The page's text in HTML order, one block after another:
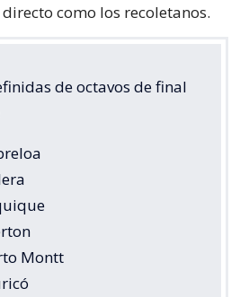
como los recoletanos.
de octavos de final
Montt